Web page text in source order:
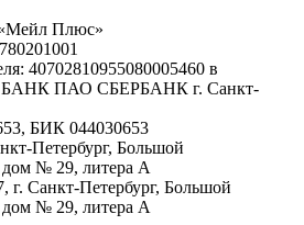
Плюс»
40702810955080005460 в
ПАО СБЕРБАНК г. Санкт-
БИК 044030653
Петербург, Большой
№ 29, литера А
г. Санкт-Петербург, Большой
№ 29, литера А